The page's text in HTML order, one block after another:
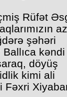
Rüfət
şəhəri
kəndi
döyüş
kimi ali
Fəxri